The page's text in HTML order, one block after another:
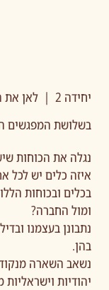
יחידה 2 | לאן את הולכת
בשלושת המפגשים
נגלה את הכוחות
איזה כלים יש לכל
בכלים ובכוחות
ומול החברה?
נתבונן בעצמנו
בהן.
נשאב השארה
יהודיות